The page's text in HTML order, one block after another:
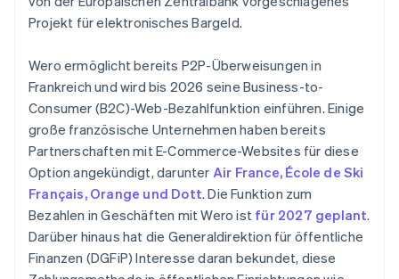
Projekt für elektronisches Bargeld.
Wero ermöglicht bereits P2P-Überweisungen in
Frankreich und wird bis 2026 seine Business-to-
Consumer (B2C)-Web-Bezahlfunktion einführen. Einige
große französische Unternehmen haben bereits
Partnerschaften mit E-Commerce-Websites für diese
Option angekündigt, darunter Air France, École de Ski
Français, Orange und Dott. Die Funktion zum
Bezahlen in Geschäften mit Wero ist für 2027 geplant.
Darüber hinaus hat die Generaldirektion für öffentliche
Finanzen (DGFiP) Interesse daran bekundet, diese